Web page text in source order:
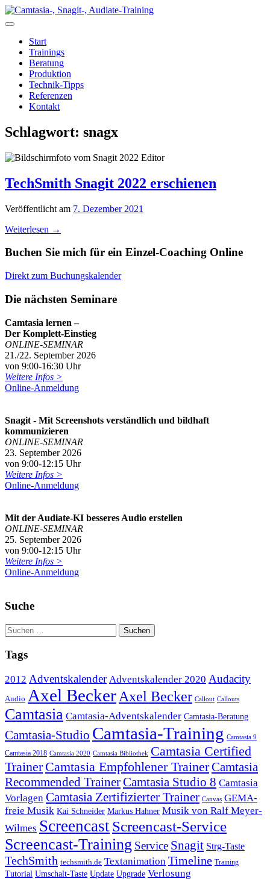
Zum
Inhalt
Start
Trainings
Beratung
Produktion
Technik-Tipps
Referenzen
Kontakt
Schlagwort: snagx
TechSmith Snagit 2022 erschienen
Veröffentlicht am 7. Dezember 2021
Weiterlesen →
Buchen Sie mich für ein Einzel-Coaching Online
Direkt zum Buchungskalender
Die nächsten Seminare
Camtasia lernen –
Der Komplett-Einstieg
ONLINE-SEMINAR
21./22. September 2026
von 9:00-16:30 Uhr
Weitere Infos >
Online-Anmeldung
Snagit - Mit Screenshots verständlich und bildhaft
kommunizieren
ONLINE-SEMINAR
23. September 2026
von 9:00-12:15 Uhr
Weitere Infos >
Online-Anmeldung
Mit der Audiate-KI besseres Audio erstellen
ONLINE-SEMINAR
25. September 2026
von 9:00-12:15 Uhr
Weitere Infos >
Online-Anmeldung
Suche
Tags
2012 Adventskalender Adventskalender 2020 Audacity
Audio Axel BeckerAxel Becker Callout Callouts
Camtasia Camtasia-Adventskalender Camtasia-Beratung
Camtasia-Studio Camtasia-Training Camtasia 9
Camtasia 2018 Camtasia 2020 Camtasia Bibliothek Camtasia Certified
Trainer Camtasia Empfohlener TrainerCamtasia
Recommended TrainerCamtasia Studio 8 Camtasia
Vorlagen Camtasia Zertifizierter Trainer Canvas GEMA-
freie Musik Kai Schneider Markus Hahner Musik von Ralf Meyer-
Wilmes ScreencastScreencast-Service
Screencast-Training Service Snagit Strg-Taste
TechSmith techsmith.de Textanimation Timeline Training
Tutorial Umschalt-Taste Update Upgrade Verlosung